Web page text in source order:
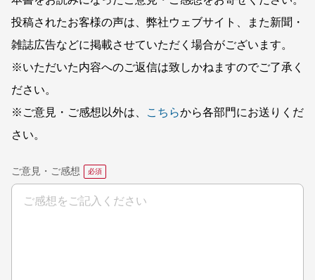
投稿されたお客様の声は、弊社ウェブサイト、また新聞・
雑誌広告などに掲載させていただく場合がございます。
※いただいた内容へのご返信は致しかねますのでご了承く
ださい。
※ご意見・ご感想以外は、
こちらから各部門にお送りくだ
さい。
ご意見・ご感想